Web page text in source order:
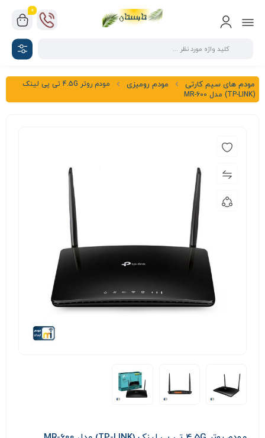
0
مودم های سیم کارتی مودم رومیزی
مودم روتر 4.5G تی پی لینک
(TP-LINK) مدل MR-600